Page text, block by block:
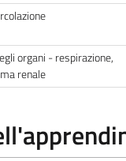
organi - respirazione,
renale